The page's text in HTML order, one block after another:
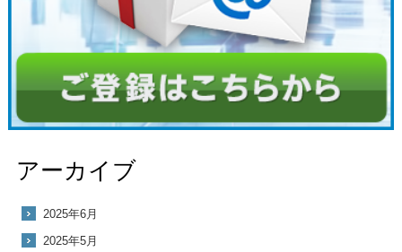
アーカイブ
2025年6月
2025年5月